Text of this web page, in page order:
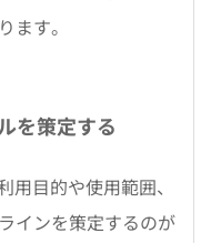
ます。
を策定する
目的や使用範囲、
インを策定するのが